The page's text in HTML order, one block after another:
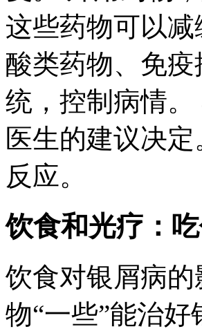
这些药物可以
酸类药物、免
统，控制病情
医生的建议决
反应。
饮食和光疗：
饮食对银屑病
物“一些”能治